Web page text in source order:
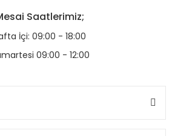
Saatlerimiz;
İçi: 09:00 - 18:00
09:00 - 12:00